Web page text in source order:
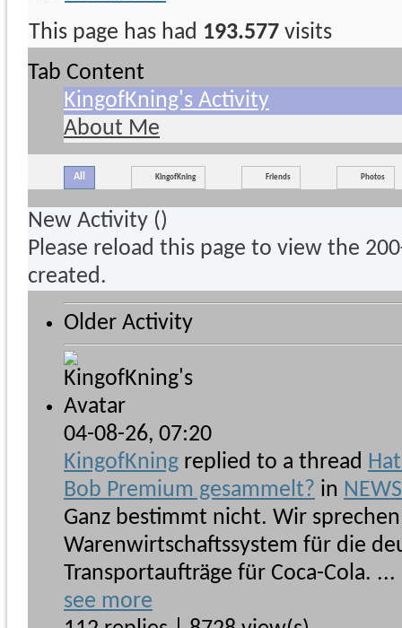
This page has had 193.577 visits
Tab Content
KingofKning's Activity
About Me
All KingofKning Friends Photos
New Activity ()
Please reload this page to view the
created.
Older Activity
04-08-26, 07:20
KingofKning replied to a thread
Bob Premium gesammelt? in
Ganz bestimmt nicht. Wir
Warenwirtschaftssystem für die
Transportaufträge für Coca-Cola. ...
see more